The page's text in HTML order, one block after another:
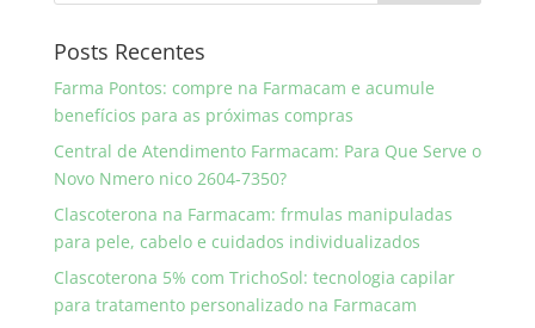
Posts Recentes
Farma Pontos: compre na Farmacam e acumule
benefícios para as próximas compras
Central de Atendimento Farmacam: Para Que Serve o
Novo Nmero nico 2604-7350?
Clascoterona na Farmacam: frmulas manipuladas
para pele, cabelo e cuidados individualizados
Clascoterona 5% com TrichoSol: tecnologia capilar
para tratamento personalizado na Farmacam